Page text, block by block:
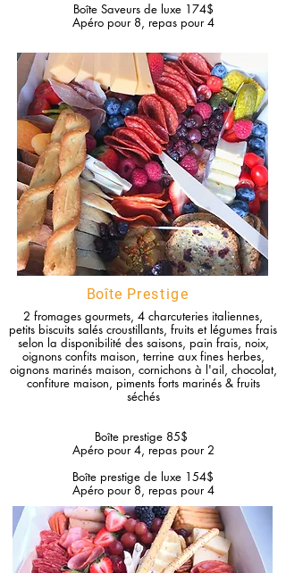
Boîte Saveurs de luxe 174$
Apéro pour 8, repas pour 4
2 fromages gourmets, 4 charcuteries italiennes,
petits biscuits salés croustillants, fruits et légumes frais
selon la disponibilité des saisons, pain frais, noix,
oignons confits maison, terrine aux fines herbes,
oignons marinés maison, cornichons à l'ail, chocolat,
confiture maison, piments forts marinés & fruits
séchés
Boîte prestige 85$
Apéro pour 4, repas pour 2
Boîte prestige de luxe 154$
Apéro pour 8, repas pour 4
Boîte Prestige